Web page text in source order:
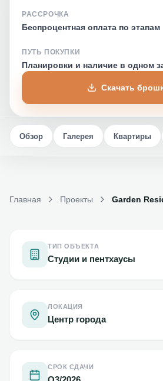
РАССРОЧКА
Беспроцентная оплата по этапам
ПУТЬ ПОКУПКИ
Планировки и наличие в одном
Скачать
Обзор Галерея Квартиры
Главная Проекты Garden
ТИП ОБЪЕКТА
Студии и пентхаусы
ЛОКАЦИЯ
Центр города
СРОК СДАЧИ